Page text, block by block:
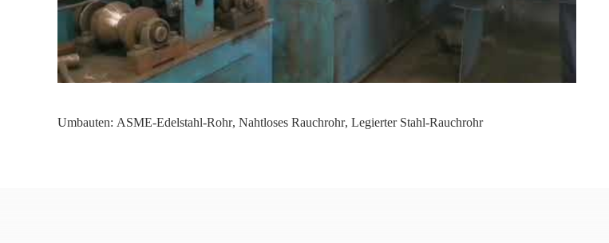
Umbauten: ASME-Edelstahl-Rohr, Nahtloses Rauchrohr, Legierter Stahl-Rauchrohr